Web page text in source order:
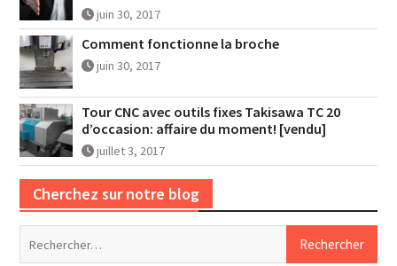
juin 30, 2017
Comment fonctionne la broche
juin 30, 2017
Tour CNC avec outils fixes Takisawa TC 20
d’occasion: affaire du moment! [vendu]
juillet 3, 2017
Cherchez sur notre blog